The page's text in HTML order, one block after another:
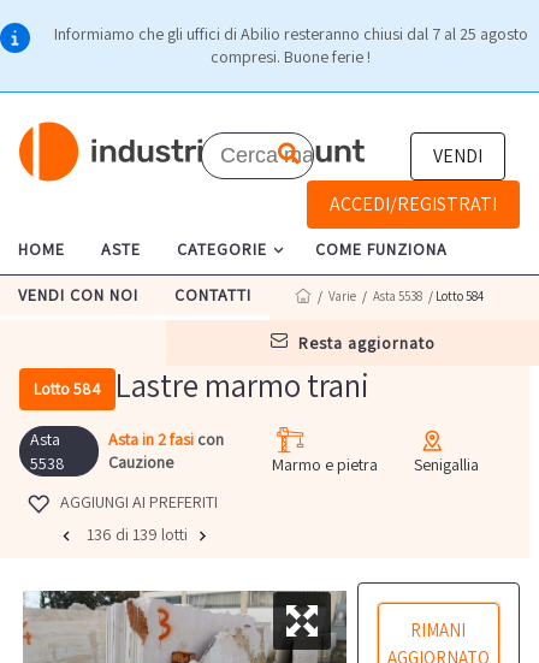
Informiamo che gli uffici di Abilio resteranno chiusi dal 7 al 25 agosto
compresi. Buone ferie !
VENDI
ACCEDI/REGISTRATI
HOME ASTE CATEGORIE COME FUNZIONA
VENDI CON NOI CONTATTI
resta aggiornato
/ Varie / Asta 5538 / Lotto 584
Lotto 584 Lastre marmo trani
Asta
5538
Asta in 2 fasi con
Cauzione
Marmo e pietra
Senigallia
AGGIUNGI AI PREFERITI
136 di 139 lotti
RIMANI
AGGIORNATO